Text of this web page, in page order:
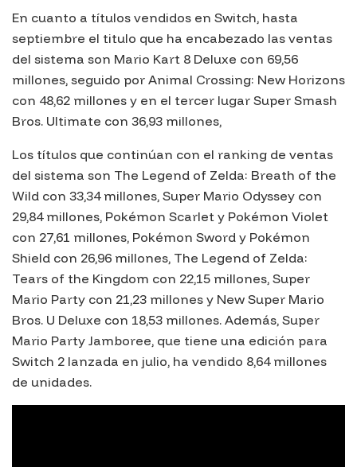
En cuanto a títulos vendidos en Switch, hasta
septiembre el titulo que ha encabezado las ventas
del sistema son Mario Kart 8 Deluxe con 69,56
millones, seguido por Animal Crossing: New Horizons
con 48,62 millones y en el tercer lugar Super Smash
Bros. Ultimate con 36,93 millones,
Los títulos que continúan con el ranking de ventas
del sistema son The Legend of Zelda: Breath of the
Wild con 33,34 millones, Super Mario Odyssey con
29,84 millones, Pokémon Scarlet y Pokémon Violet
con 27,61 millones, Pokémon Sword y Pokémon
Shield con 26,96 millones, The Legend of Zelda:
Tears of the Kingdom con 22,15 millones, Super
Mario Party con 21,23 millones y New Super Mario
Bros. U Deluxe con 18,53 millones. Además, Super
Mario Party Jamboree, que tiene una edición para
Switch 2 lanzada en julio, ha vendido 8,64 millones
de unidades.